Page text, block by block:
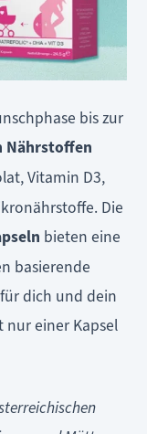
bis zur
Nährstoffen
Vitamin D3,
Die
bieten eine
basierende
dich und dein
nur einer Kapsel